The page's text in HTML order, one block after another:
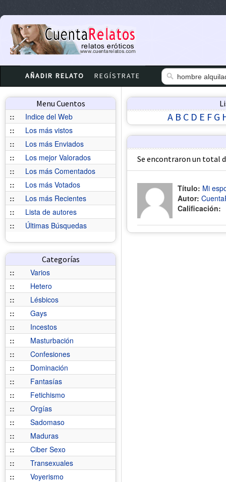
AÑADIR RELATO REGÍSTRATE
Menu Cuentos
::
Indice del Web
::
Los más vistos
::
Los más Enviados
::
Los mejor Valorados
::
Los más Comentados
::
Los más Votados
::
Los más Recientes
::
Lista de autores
::
Últimas Búsquedas
Categorías
::
Varios
::
Hetero
::
Lésbicos
::
Gays
::
Incestos
::
Masturbación
::
Confesiones
::
Dominación
::
Fantasías
::
Fetichismo
::
Orgías
::
Sadomaso
::
Maduras
::
Ciber Sexo
::
Transexuales
::
Voyerismo
A B C D E F G
Se encontraron un total
Título: Mi
Autor:
Calificación: